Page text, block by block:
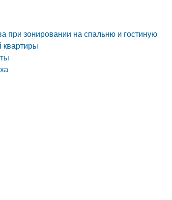
при зонировании на спальню и гостиную